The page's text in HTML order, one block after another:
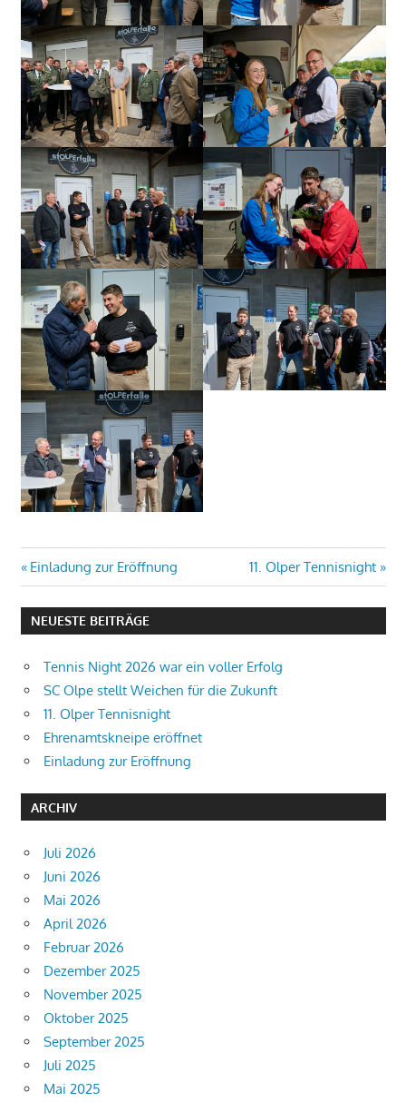
Beitragsnavigation
Vorheriger
Beitrag:
Einladung zur Eröffnung
Nächster
Beitrag:
11. Olper Tennisnight
NEUESTE BEITRÄGE
Tennis Night 2026 war ein voller Erfolg
SC Olpe stellt Weichen für die Zukunft
11. Olper Tennisnight
Ehrenamtskneipe eröffnet
Einladung zur Eröffnung
ARCHIV
Juli 2026
Juni 2026
Mai 2026
April 2026
Februar 2026
Dezember 2025
November 2025
Oktober 2025
September 2025
Juli 2025
Mai 2025